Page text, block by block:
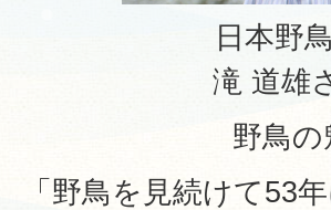
日本野
滝 道雄
野鳥
「野鳥を見続けて53